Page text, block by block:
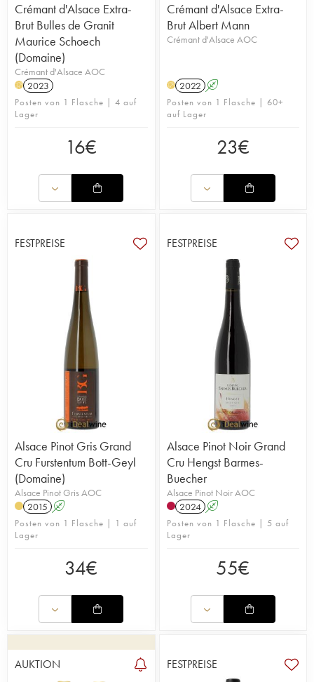
Crémant d'Alsace Extra-
Brut Bulles de Granit
Maurice Schoech
(Domaine)
Crémant d'Alsace AOC
H 2023
Posten von 1 Flasche | 4 auf
Lager
16€
Crémant d'Alsace Extra-
Brut Albert Mann
Crémant d'Alsace AOC
H 2022 A
Posten von 1 Flasche | 60+
auf Lager
23€
FESTPREISE
Alsace Pinot Gris Grand
Cru Furstentum Bott-Geyl
(Domaine)
Alsace Pinot Gris AOC
2015 A
Posten von 1 Flasche | 1 auf
Lager
34€
FESTPREISE
Alsace Pinot Noir Grand
Cru Hengst Barmes-
Buecher
Alsace Pinot Noir AOC
2024 A
Posten von 1 Flasche | 5 auf
Lager
55€
AUKTION FESTPREISE